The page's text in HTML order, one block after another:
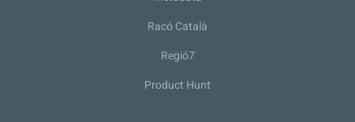
Racó Català
Regió7
Product Hunt